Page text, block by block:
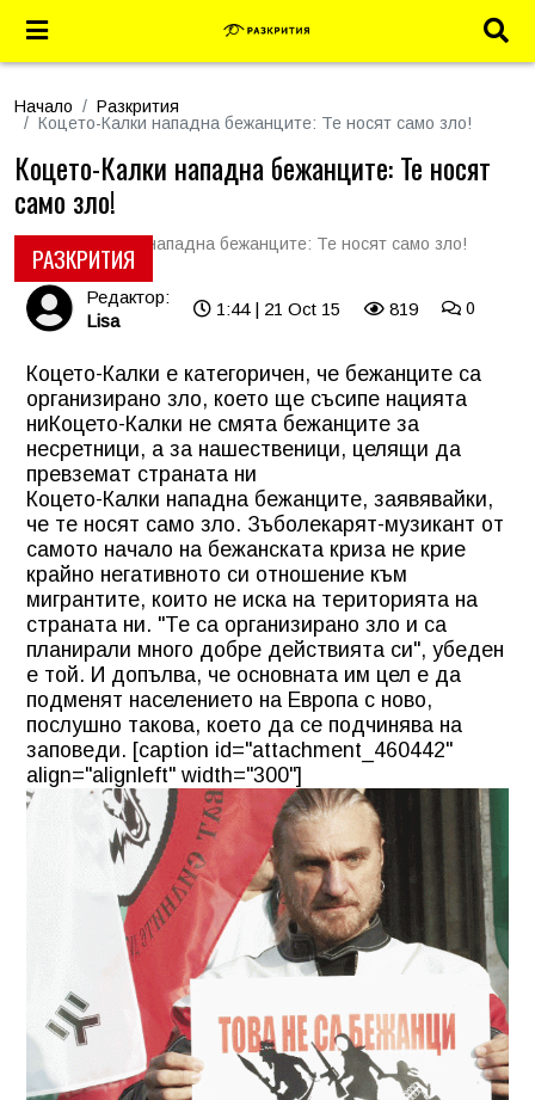
Начало
Разкрития
Коцето-Калки нападна бежанците: Те носят само зло!
РАЗКРИТИЯ
Коцето-Калки нападна бежанците: Те носят
само зло!
Редактор:
Lisa
1:44 | 21 Oct 15 819 0
Коцето-Калки е категоричен, че бежанците са
организирано зло, което ще съсипе нацията
ниКоцето-Калки не смята бежанците за
несретници, а за нашественици, целящи да
превземат страната ни
Коцето-Калки нападна бежанците, заявявайки,
че те носят само зло. Зъболекарят-музикант от
самото начало на бежанската криза не крие
крайно негативното си отношение към
мигрантите, които не иска на територията на
страната ни. "Те са организирано зло и са
планирали много добре действията си", убеден
е той. И допълва, че основната им цел е да
подменят населението на Европа с ново,
послушно такова, което да се подчинява на
заповеди. [caption id="attachment_460442"
align="alignleft" width="300"]